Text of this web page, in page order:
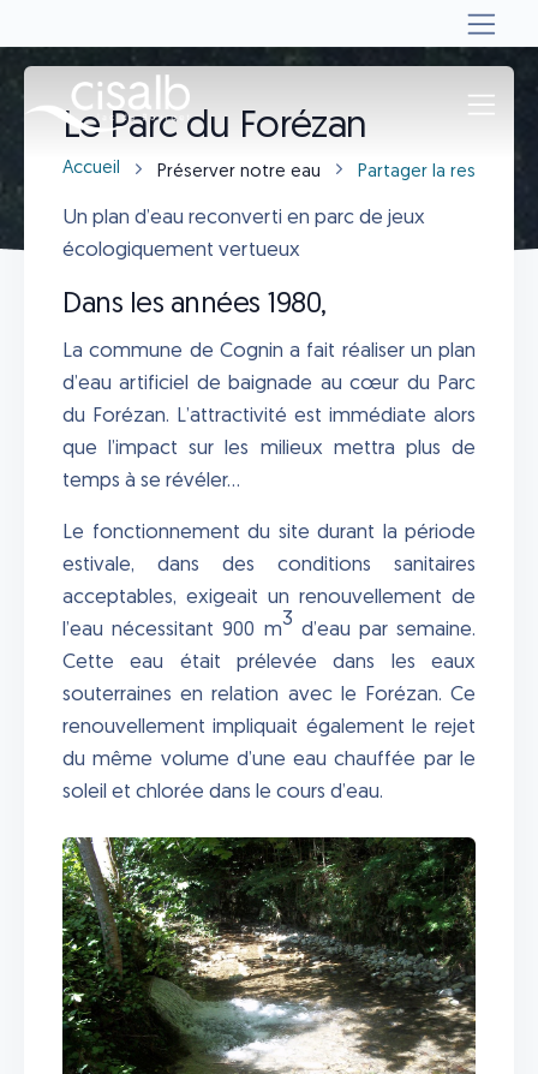
Le Parc du Forézan
Accueil Préserver notre eau Partager la ressource
Un plan d’eau reconverti en parc de jeux
écologiquement vertueux
Dans les années 1980,
La commune de Cognin a fait réaliser un plan
d’eau artificiel de baignade au cœur du Parc
du Forézan. L’attractivité est immédiate alors
que l’impact sur les milieux mettra plus de
temps à se révéler…
Le fonctionnement du site durant la période
estivale, dans des conditions sanitaires
acceptables, exigeait un renouvellement de
l’eau nécessitant 900 m3 d’eau par semaine.
Cette eau était prélevée dans les eaux
souterraines en relation avec le Forézan. Ce
renouvellement impliquait également le rejet
du même volume d’une eau chauffée par le
soleil et chlorée dans le cours d’eau.